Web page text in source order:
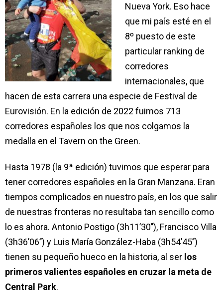
Nueva York. Eso hace
que mi país esté en el
8º puesto de este
particular ranking de
corredores
internacionales, que
hacen de esta carrera una especie de Festival de
Eurovisión. En la edición de 2022 fuimos 713
corredores españoles los que nos colgamos la
medalla en el Tavern on the Green.
Hasta 1978 (la 9ª edición) tuvimos que esperar para
tener corredores españoles en la Gran Manzana. Eran
tiempos complicados en nuestro país, en los que salir
de nuestras fronteras no resultaba tan sencillo como
lo es ahora. Antonio Postigo (3h11’30’’), Francisco Villa
(3h36’06’’) y Luis María González-Haba (3h54’45’’)
tienen su pequeño hueco en la historia, al ser los
primeros valientes españoles en cruzar la meta de
Central Park.